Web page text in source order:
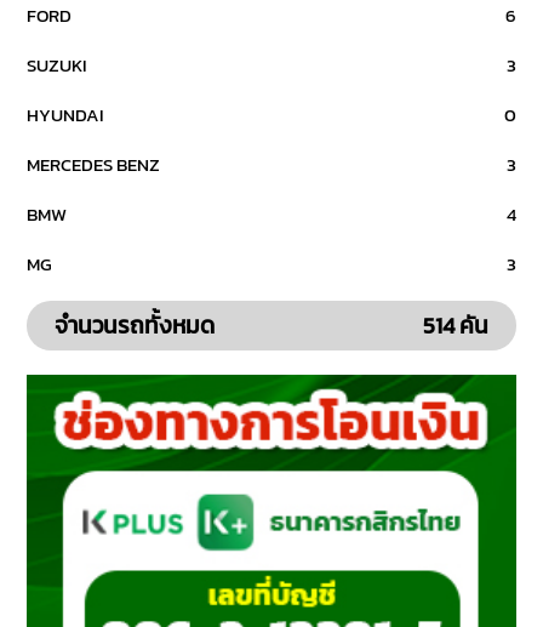
FORD
6
SUZUKI
3
HYUNDAI
0
MERCEDES BENZ
3
BMW
4
MG
3
จำนวนรถทั้งหมด 514 คัน